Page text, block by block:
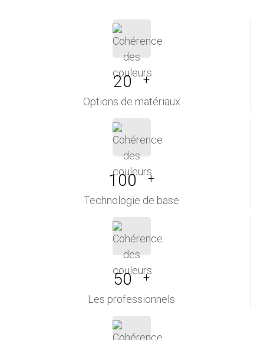
20 +
Options de matériaux
100 +
Technologie de base
50 +
Les professionnels